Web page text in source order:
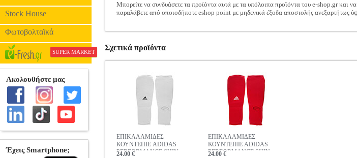
Stock House
Φωτοβολταϊκά
SUPER MARKET
Μπορείτε να συνδυάσετε τα προϊόντα αυτά με τα υπόλοιπα προϊόντα του e-shop.gr και
παραλάβετε από οποιοδήποτε eshop point με μηδενικά έξοδα αποστολής ανεξαρτήτως
Σχετικά προϊόντα
ΕΠΙΚΑΛΑΜΙΔΕΣ
ΚΟΥΝΤΕΠΙΕ ADIDAS
PERFORMANCE SHIN
24.00 €
ΕΠΙΚΑΛΑΜΙΔΕΣ
ΚΟΥΝΤΕΠΙΕ ADIDAS
PERFORMANCE SHIN
24.00 €